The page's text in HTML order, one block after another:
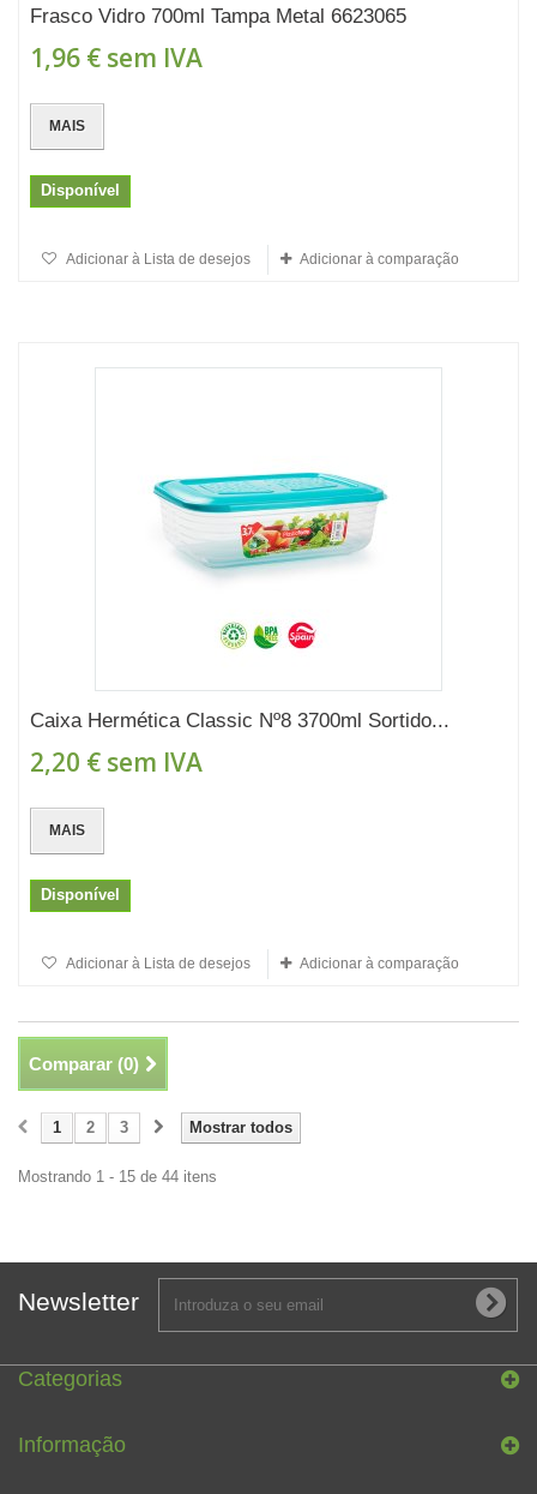
Frasco Vidro 700ml Tampa Metal 6623065
1,96 € sem IVA
MAIS
Disponível
Adicionar à Lista de desejos Adicionar à comparação
Caixa Hermética Classic Nº8 3700ml Sortido...
2,20 € sem IVA
MAIS
Disponível
Adicionar à Lista de desejos Adicionar à comparação
Comparar (0)
Mostrar todos
1 2 3
Mostrando 1 - 15 de 44 itens
Newsletter
Categorias
Informação